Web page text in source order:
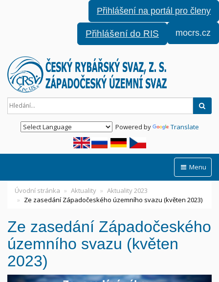
Přihlášení na portál pro členy
Přihlášení do RIS mocrs.cz
Powered by Translate
Menu
Úvodní stránka Aktuality
Aktuality 2023
Ze zasedání Západočeského územního svazu (květen 2023)
Ze zasedání Západočeského
územního svazu (květen
2023)